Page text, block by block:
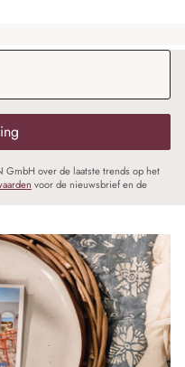
GmbH over de laatste trends op het
voor de nieuwsbrief en de